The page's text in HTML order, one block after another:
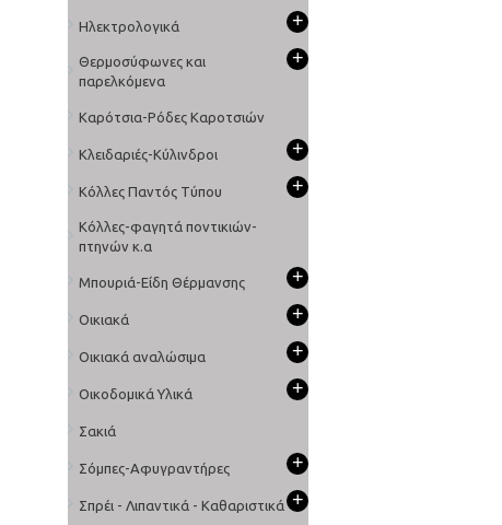
Ηλεκτρολογικά +
Θερμοσύφωνες και
παρελκόμενα
+
Καρότσια-Ρόδες Καροτσιών
Κλειδαριές-Κύλινδροι +
Κόλλες Παντός Τύπου +
Κόλλες-φαγητά ποντικιών-
πτηνών κ.α
Μπουριά-Είδη Θέρμανσης +
Οικιακά +
Οικιακά αναλώσιμα +
Οικοδομικά Υλικά +
Σακιά
Σόμπες-Αφυγραντήρες +
Σπρέι - Λιπαντικά - Καθαριστικά +